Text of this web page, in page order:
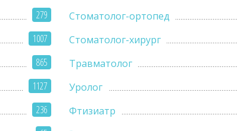
279
Стоматолог-ортопед
1007
Стоматолог-хирург
865
Травматолог
1127
Уролог
236
Фтизиатр